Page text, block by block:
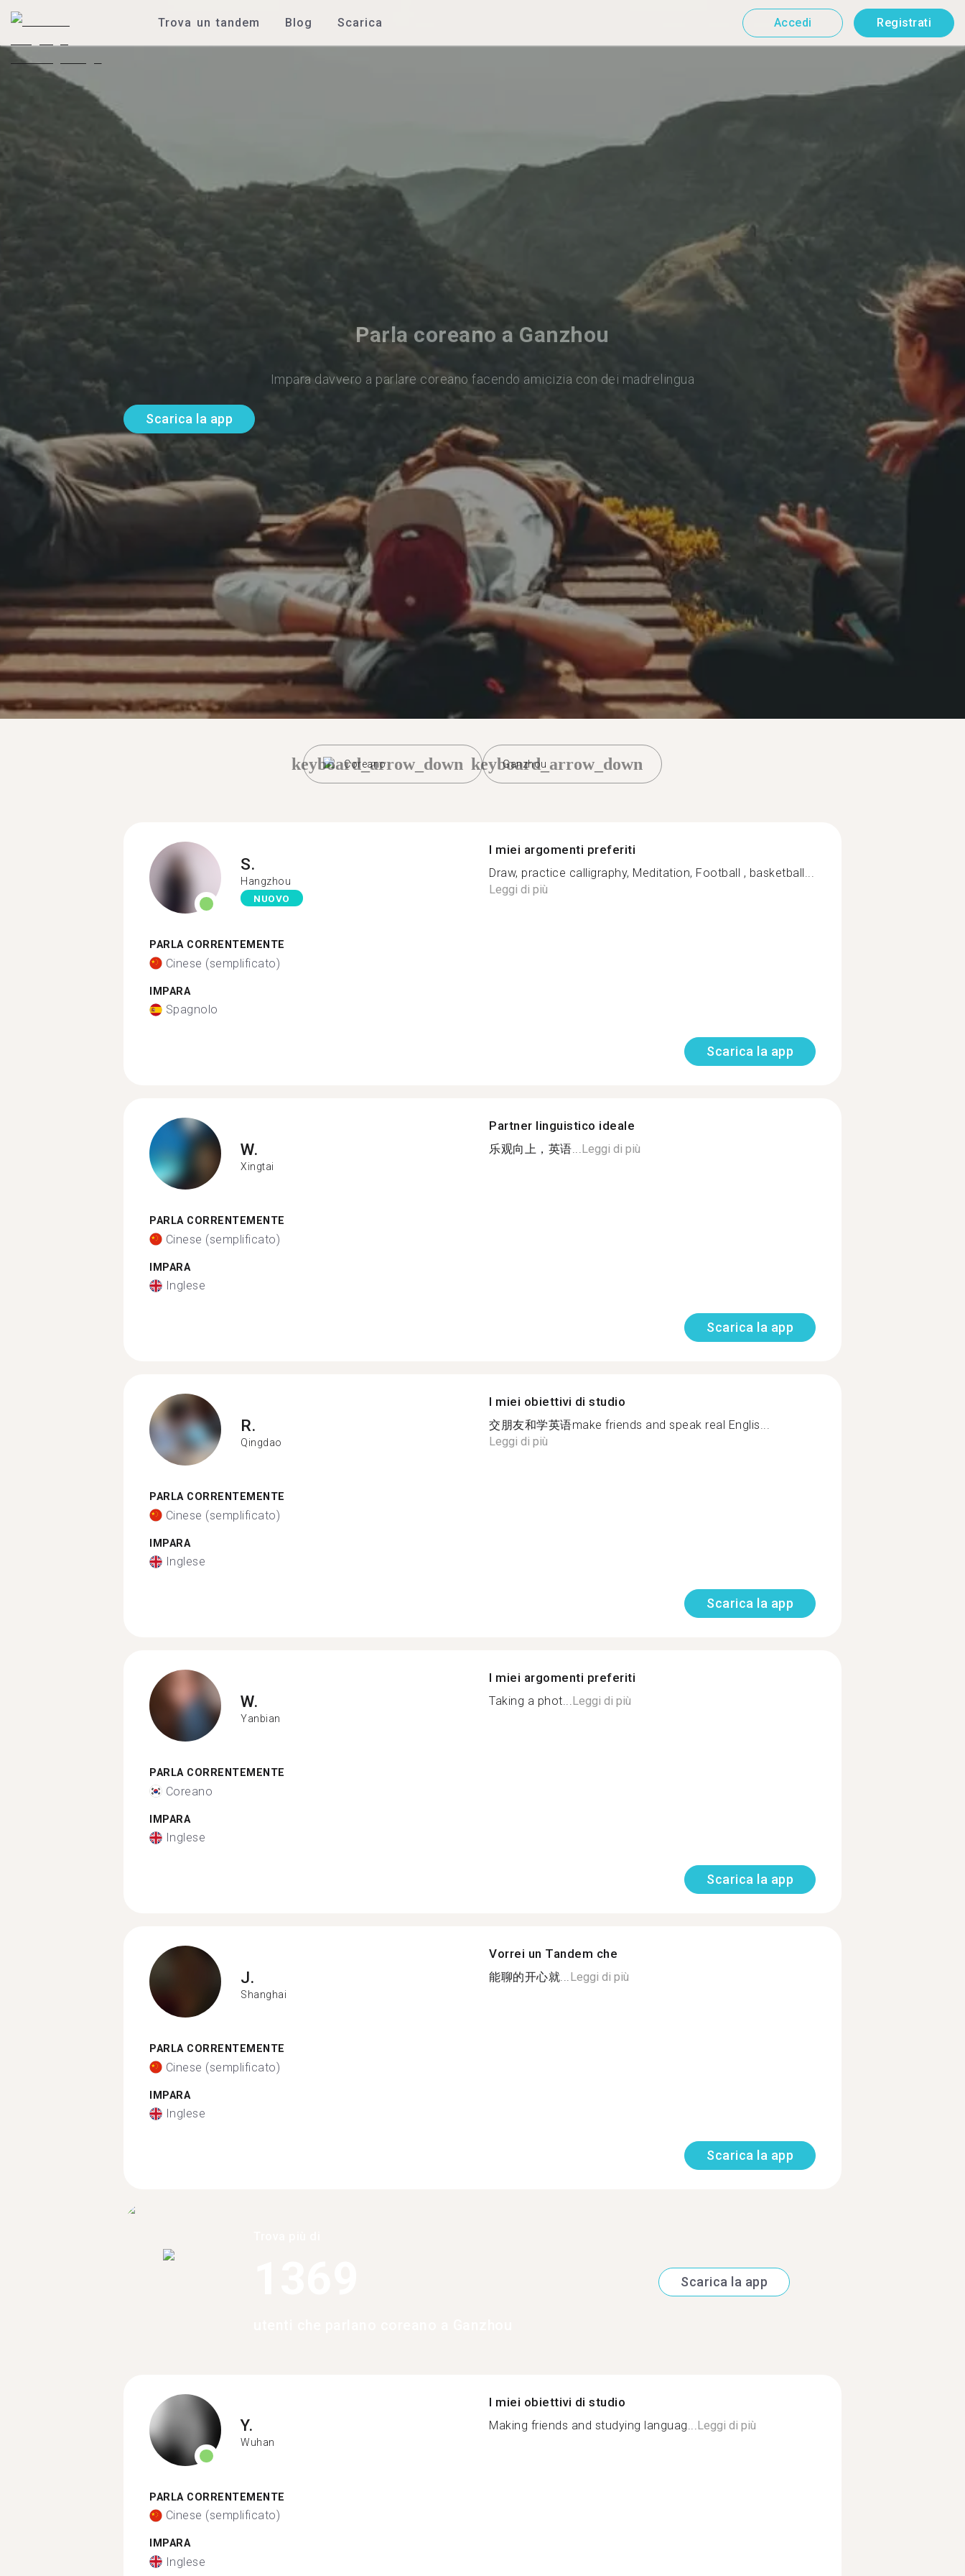
Trova un tandem Blog Scarica Accedi Registrati
Parla coreano a Ganzhou
Impara davvero a parlare coreano facendo amicizia con dei madrelingua
Scarica la app
Coreano
keyboard_arrow_down Ganzhou
keyboard_arrow_down
S.
Hangzhou
NUOVO
PARLA CORRENTEMENTE
Cinese (semplificato)
IMPARA
Spagnolo
I miei argomenti preferiti
Draw, practice calligraphy, Meditation, Football , basketball...
Leggi di più
Scarica la app
W.
Xingtai
PARLA CORRENTEMENTE
Cinese (semplificato)
IMPARA
Inglese
Partner linguistico ideale
乐观向上，英语...Leggi di più
Scarica la app
R.
Qingdao
PARLA CORRENTEMENTE
Cinese (semplificato)
IMPARA
Inglese
I miei obiettivi di studio
交朋友和学英语make friends and speak real Englis...
Leggi di più
Scarica la app
W.
Yanbian
PARLA CORRENTEMENTE
Coreano
IMPARA
Inglese
I miei argomenti preferiti
Taking a phot...Leggi di più
Scarica la app
J.
Shanghai
PARLA CORRENTEMENTE
Cinese (semplificato)
IMPARA
Inglese
Vorrei un Tandem che
能聊的开心就...Leggi di più
Scarica la app
Scarica la app
Y.
Wuhan
PARLA CORRENTEMENTE
Cinese (semplificato)
IMPARA
Inglese
I miei obiettivi di studio
Making friends and studying languag... Leggi di più